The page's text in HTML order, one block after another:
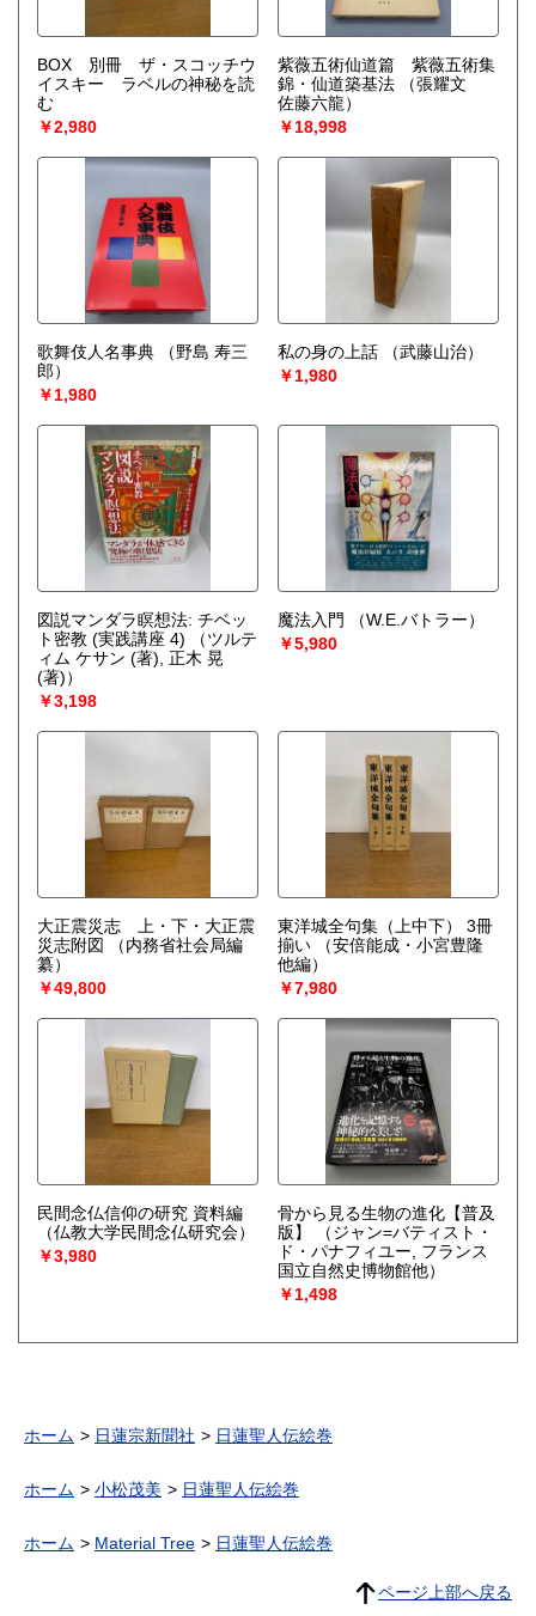
BOX 別冊 ザ・スコッチウ
イスキー ラベルの神秘を読
む
￥2,980
紫薇五術仙道篇 紫薇五術集
錦・仙道築基法
（張耀文
佐藤六龍）
￥18,998
歌舞伎人名事典
（野島 寿三
郎）
￥1,980
私の身の上話
（武藤山治）
￥1,980
図説マンダラ瞑想法: チベッ
ト密教 (実践講座 4)
（ツルテ
ィム ケサン (著), 正木 晃
(著)）
￥3,198
魔法入門
（W.E.バトラー）
￥5,980
大正震災志 上・下・大正震
災志附図
（内務省社会局編
纂）
￥49,800
東洋城全句集（上中下） 3冊
揃い
（安倍能成・小宮豊隆
他編）
￥7,980
民間念仏信仰の研究 資料編
（仏教大学民間念仏研究会）
￥3,980
骨から見る生物の進化【普及
版】
（ジャン=バティスト・
ド・パナフィユー, フランス
国立自然史博物館他）
￥1,498
ホーム 日蓮宗新聞社 日蓮聖人伝絵巻
ホーム 小松茂美 日蓮聖人伝絵巻
ホーム Material Tree 日蓮聖人伝絵巻
ページ上部へ戻る